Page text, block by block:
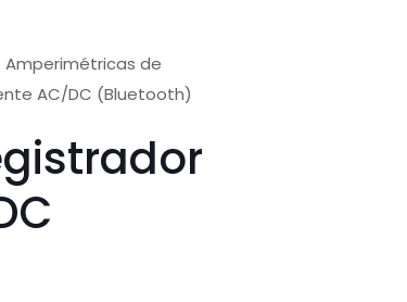
Amperimétricas de
AC/DC (Bluetooth)